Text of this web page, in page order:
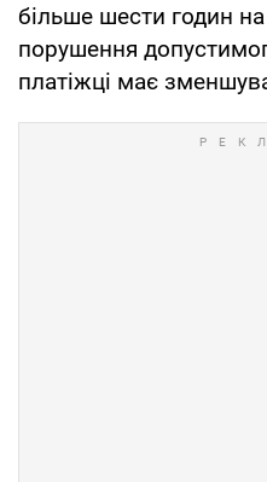
більше шести годин
порушення
платіжці має